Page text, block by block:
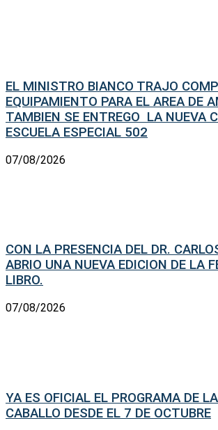
EL MINISTRO BIANCO TRAJO
EQUIPAMIENTO PARA EL AREA DE
TAMBIEN SE ENTREGO LA NUEVA
ESCUELA ESPECIAL 502
07/08/2026
CON LA PRESENCIA DEL DR.
ABRIO UNA NUEVA EDICION DE LA
LIBRO.
07/08/2026
YA ES OFICIAL EL PROGRAMA DE
CABALLO DESDE EL 7 DE OCTUBRE